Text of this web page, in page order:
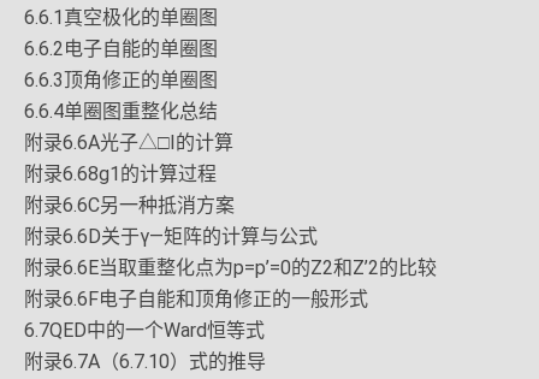
6.6.1真空极化的单圈图
6.6.2电子自能的单圈图
6.6.3顶角修正的单圈图
6.6.4单圈图重整化总结
附录6.6A光子△□I的计算
附录6.68g1的计算过程
附录6.6C另一种抵消方案
附录6.6D关于γ—矩阵的计算与公式
附录6.6E当取重整化点为p=p’=0的Z2和Z’2的比较
附录6.6F电子自能和顶角修正的一般形式
6.7QED中的一个Ward恒等式
附录6.7A（6.7.10）式的推导